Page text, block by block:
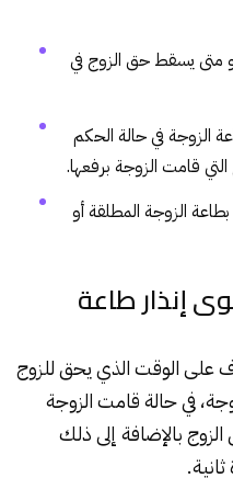
متى يسقط حق الزوج في
الزوجة في حالة الحكم
قامت الزوجة برفعها.
الزوجة المطلقة أو
إنذار طاعة
على الوقت الذي يحق للزوج
في حالة قامت الزوجة
بالإضافة إلى ذلك